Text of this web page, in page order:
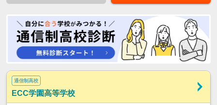
通信制高校
ECC学園高等学校